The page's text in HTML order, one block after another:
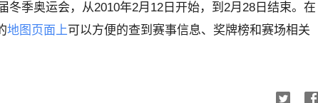
冬季奥运会，从2010年2月12日开始，到2月28日结束。在
地图页面上可以方便的查到赛事信息、奖牌榜和赛场相关